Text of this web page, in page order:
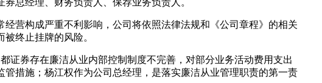
营构成严重不利影响，公司将依照法律法规和《公司章程》的相关
终止挂牌的风险。
证券存在廉洁从业内部控制制度不完善，对部分业务活动费用支出
措施；杨江权作为公司总经理，是落实廉洁从业管理职责的第一责